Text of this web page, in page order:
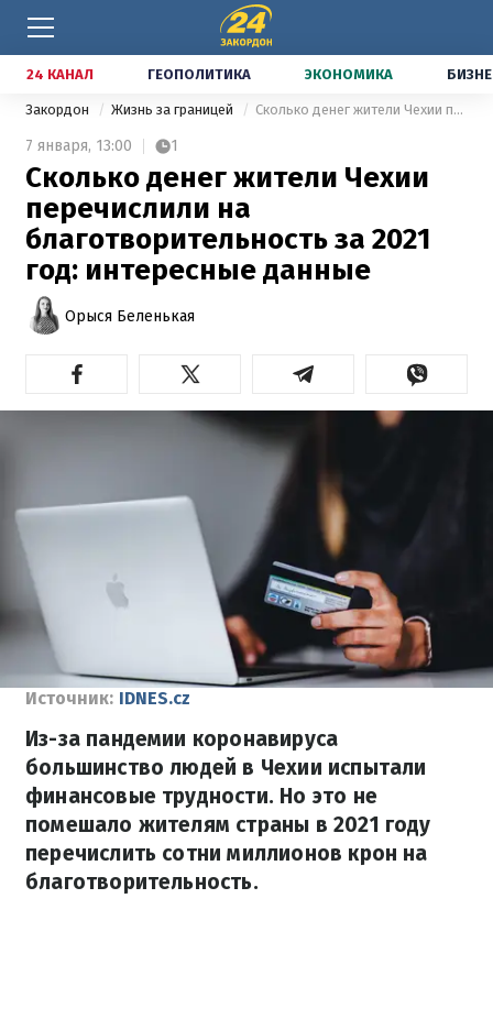
24 КАНАЛ ГЕОПОЛИТИКА ЭКОНОМИКА
Закордон Жизнь за границей Сколько денег жители Чехии перечислили на благотворительность за 2021 год: интересные данные
7 января, 13:00 1
Сколько денег жители Чехии
перечислили на
благотворительность за 2021
год: интересные данные
Орыся Беленькая
Источник: IDNES.cz
Из-за пандемии коронавируса
большинство людей в Чехии испытали
финансовые трудности. Но это не
помешало жителям страны в 2021 году
перечислить сотни миллионов крон на
благотворительность.